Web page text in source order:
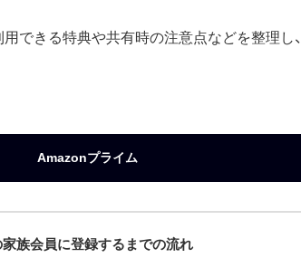
用できる特典や共有時の注意点などを整理し
Amazonプライム
家族会員に登録するまでの流れ